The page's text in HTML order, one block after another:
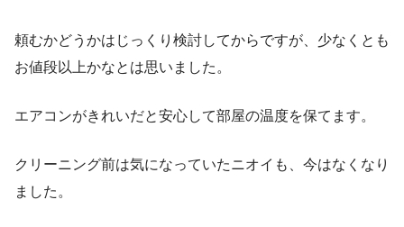
頼むかどうかはじっくり検討してからですが、少なくとも
お値段以上かなとは思いました。
エアコンがきれいだと安心して部屋の温度を保てます。
クリーニング前は気になっていたニオイも、今はなくなり
ました。